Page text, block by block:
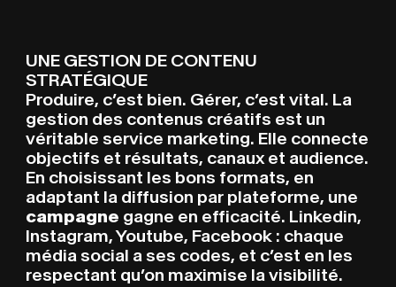
UNE GESTION DE CONTENU
STRATÉGIQUE
Produire, c’est bien. Gérer, c’est vital. La
gestion des contenus créatifs est un
véritable service marketing. Elle connecte
objectifs et résultats, canaux et audience.
En choisissant les bons formats, en
adaptant la diffusion par plateforme, une
campagne gagne en efficacité. Linkedin,
Instagram, Youtube, Facebook : chaque
média social a ses codes, et c’est en les
respectant qu’on maximise la visibilité.